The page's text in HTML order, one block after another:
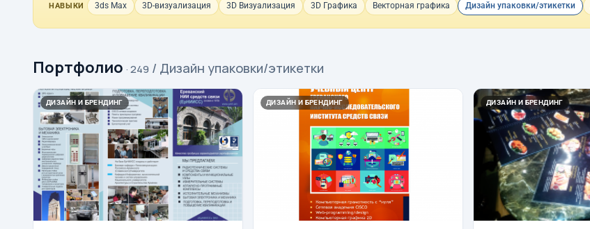
НАВЫКИ 3ds Max 3D-визуализация 3D Визуализация 3D Графика Векторная графика Дизайн упаковки/этикетки
Портфолио · 249 / Дизайн упаковки/этикетки
ДИЗАЙН И БРЕНДИНГ ДИЗАЙН И БРЕНДИНГ ДИЗАЙН И БРЕНДИНГ